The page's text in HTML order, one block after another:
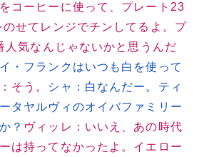
コーヒーに使って、プレート23
せてレンジでチンしてるよ。プ
人気なんじゃないかと思うんだ
・フランクはいつも白を使って
そう。 シャ：白なんだー。ティ
タヤルヴィのオイバファミリー
？ ヴィッレ：いいえ、あの時代
は持ってなかったよ。イエロー